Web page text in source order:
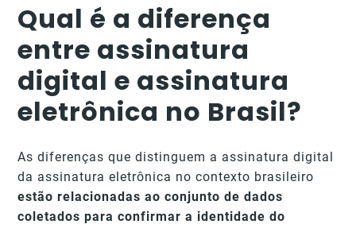
Qual é a diferença
entre assinatura
digital e assinatura
eletrônica no Brasil?
As diferenças que distinguem a assinatura digital
da assinatura eletrônica no contexto brasileiro
estão relacionadas ao conjunto de dados
coletados para confirmar a identidade do